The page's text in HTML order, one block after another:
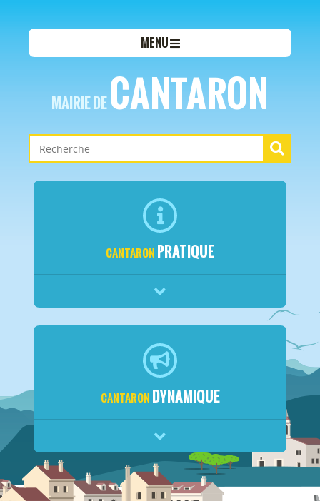
MENU
MAIRIE DECANTARON
CANTARON PRATIQUE
CANTARON DYNAMIQUE